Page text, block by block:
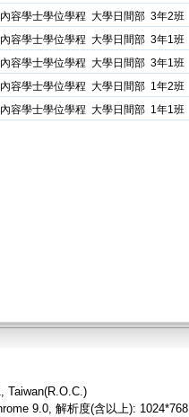
容學士學位學程 大學日間部 3年2班
容學士學位學程 大學日間部 3年1班
容學士學位學程 大學日間部 3年1班
容學士學位學程 大學日間部 1年2班
容學士學位學程 大學日間部 1年1班
Taiwan(R.O.C.)
9.0, 解析度(含以上): 1024*768